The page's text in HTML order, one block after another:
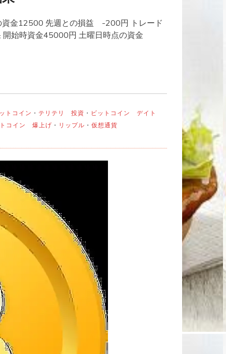
資金12500 先週との損益 -200円 トレード
始時資金45000円 土曜日時点の資金
トコイン ・ テリテリ 投資 ・ ビットコイン デイト
コイン 爆上げ ・ リップル ・ 仮想通貨